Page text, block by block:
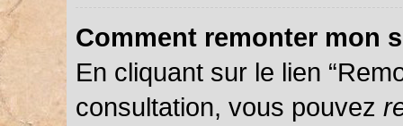
Comment remonter mon
En cliquant sur le lien
consultation, vous pouvez